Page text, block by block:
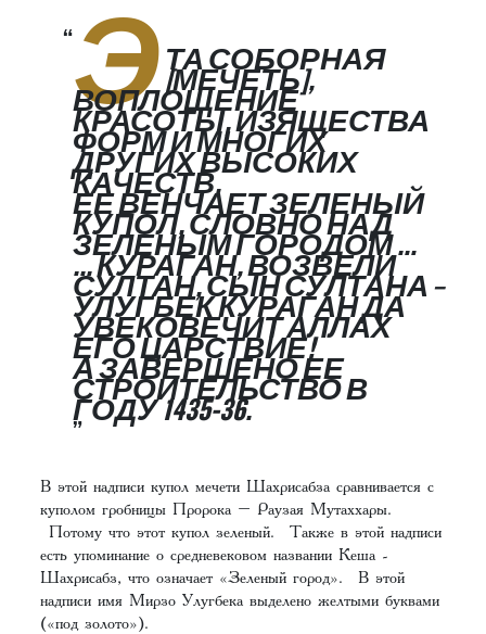
Э ТА СОБОРНАЯ
[МЕЧЕТЬ],
ВОПЛОЩЕНИЕ
КРАСОТЫ, ИЗЯЩЕСТВА
ФОРМ И МНОГИХ
ДРУГИХ ВЫСОКИХ
КАЧЕСТВ.
ЕЕ ВЕНЧАЕТ ЗЕЛЕНЫЙ
КУПОЛ, СЛОВНО НАД
ЗЕЛЕНЫМ ГОРОДОМ …
... КУРАГАН, ВОЗВЕЛИ
СУЛТАН, СЫН СУЛТАНА –
УЛУГБЕК КУРАГАН ДА
УВЕКОВЕЧИТ АЛЛАХ
ЕГО ЦАРСТВИЕ!
А ЗАВЕРШЕНО ЕЕ
СТРОИТЕЛЬСТВО В
ГОДУ 1435-36.
В этой надписи купол мечети Шахрисабза сравнивается с
куполом гробницы Пророка – Раузая Мутаххары.
Потому что этот купол зеленый. Также в этой надписи
есть упоминание о средневековом названии Кеша -
Шахрисабз, что означает «Зеленый город». В этой
надписи имя Мирзо Улугбека выделено желтыми буквами
(«под золото»).